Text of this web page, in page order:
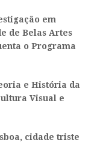
em
de Belas Artes
o Programa
e História da
Visual e
cidade triste